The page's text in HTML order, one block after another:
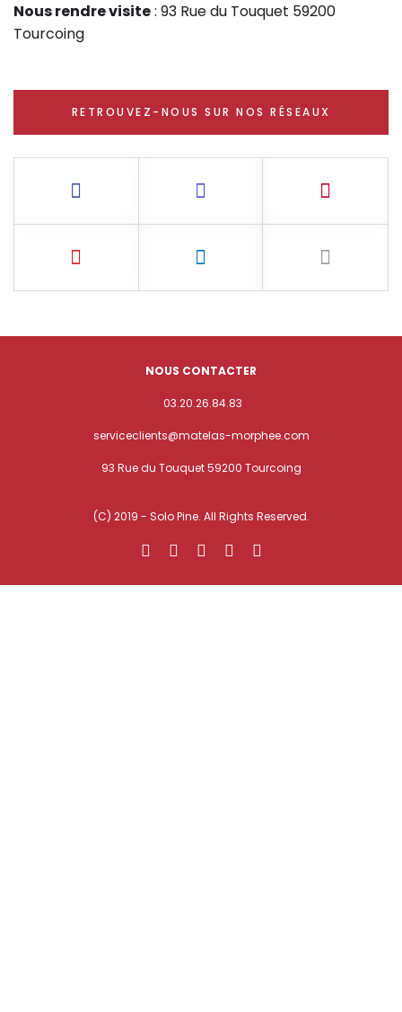
Nous rendre visite: 93 Rue du Touquet 59200
Tourcoing
RETROUVEZ-NOUS SUR NOS RÉSEAUX
NOUS CONTACTER
03.20.26.84.83
serviceclients@matelas-morphee.com
93 Rue du Touquet 59200 Tourcoing
(C) 2019 - Solo Pine. All Rights Reserved.